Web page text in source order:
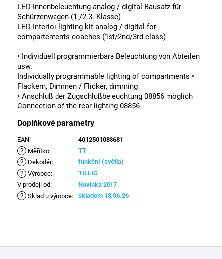
LED-Innenbeleuchtung analog / digital Bausatz für
Schürzenwagen (1./2.3. Klasse)
LED-Interior lighting kit analog / digital for
compartements coaches (1st/2nd/3rd class)
• Individuell programmierbare Beleuchtung von Abteilen
usw.
Individually programmable lighting of compartments •
Flackern, Dimmen / Flicker, dimming
• Anschluß der Zugschlußbeleuchtung 08856 möglich
Connection of the rear lighting 08856
Doplňkové parametry
EAN: 4012501088681
? Měřítko: TT
? Dekodér: funkční (světla)
? Výrobce:
TILLIG
V prodeji od: Novinka 2017
? Sklad u výrobce: skladem 18.06.26